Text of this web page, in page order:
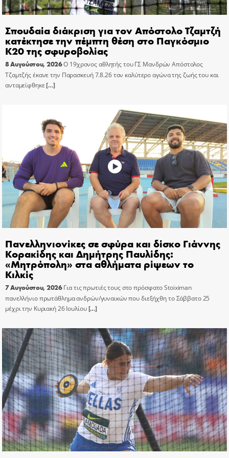
Σπουδαία διάκριση για τον Απόστολο Τζαμτζή
κατέκτησε την πέμπτη θέση στο Παγκόσμιο
Κ20 της σφυροβολίας
8 Αυγούστου, 2026Ο 19χρονος αθλητής του ΓΣ Μανδρών Απόστολος
Τζαμτζής έκανε την Παρασκευή 7.8.26 τον καλύτερο αγώνα της ζωής του και
ανταμείφθηκε[…]
Πανελληνιονίκες σε σφύρα και δίσκο Γιάννης
Κορακίδης και Δημήτρης Παυλίδης:
«Μητρόπολη» στα αθλήματα ρίψεων το
Κιλκίς
7 Αυγούστου, 2026 Για τις πρωτιές τους στο πρόσφατο Stoiximan
πανελλήνιο πρωτάθλημα ανδρών/γυναικών που διεξήχθη το Σάββατο 25
μέχρι την Κυριακή 26 Ιουλίου[…]